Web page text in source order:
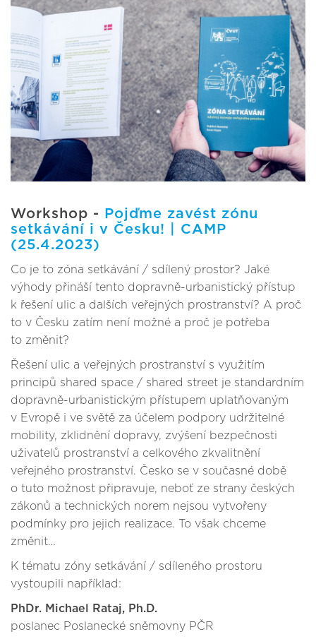
Workshop -
Pojďme zavést zónu
setkávání i v Česku! | CAMP
(25.4.2023)
Co je to zóna setkávání / sdílený prostor? Jaké
výhody přináší tento dopravně-urbanistický přístup
k řešení ulic a dalších veřejných prostranství? A proč
to v Česku zatím není možné a proč je potřeba
to změnit?
Řešení ulic a veřejných prostranství s využitím
principů shared space / shared street je standardním
dopravně-urbanistickým přístupem uplatňovaným
v Evropě i ve světě za účelem podpory udržitelné
mobility, zklidnění dopravy, zvýšení bezpečnosti
uživatelů prostranství a celkového zkvalitnění
veřejného prostranství. Česko se v současné době
o tuto možnost připravuje, neboť ze strany českých
zákonů a technických norem nejsou vytvořeny
podmínky pro jejich realizace. To však chceme
změnit…
K tématu zóny setkávání / sdíleného prostoru
vystoupili například:
PhDr. Michael Rataj, Ph.D.
poslanec Poslanecké sněmovny PČR